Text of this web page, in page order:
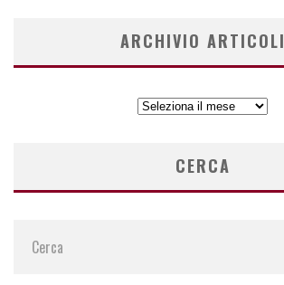
ARCHIVIO ARTICOLI
ARCHIVIO
CERCA